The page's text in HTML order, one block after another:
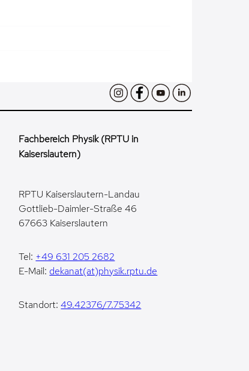
Fachbereich Physik (RPTU in
Kaiserslautern)
RPTU Kaiserslautern-Landau
Gottlieb-Daimler-Straße 46
67663 Kaiserslautern
Tel: +49 631 205 2682
E-Mail: dekanat(at)physik.rptu.de
Standort:49.42376/7.75342